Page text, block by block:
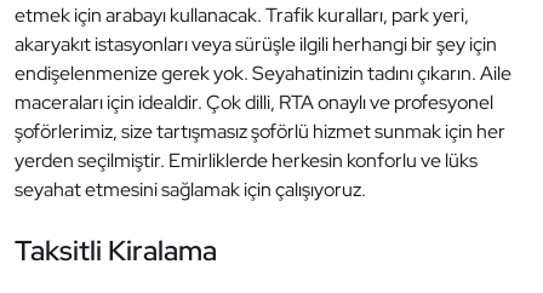
etmek için arabayı kullanacak. Trafik kuralları, park yeri,
akaryakıt istasyonları veya sürüşle ilgili herhangi bir şey için
endişelenmenize gerek yok. Seyahatinizin tadını çıkarın. Aile
maceraları için idealdir. Çok dilli, RTA onaylı ve profesyonel
şoförlerimiz, size tartışmasız şoförlü hizmet sunmak için her
yerden seçilmiştir. Emirliklerde herkesin konforlu ve lüks
seyahat etmesini sağlamak için çalışıyoruz.
Taksitli Kiralama